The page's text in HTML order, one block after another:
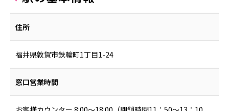
きっぷ・利用案内
会社情報
住所
福井県敦賀市鉄輪町1丁目1-24
窓口営業時間